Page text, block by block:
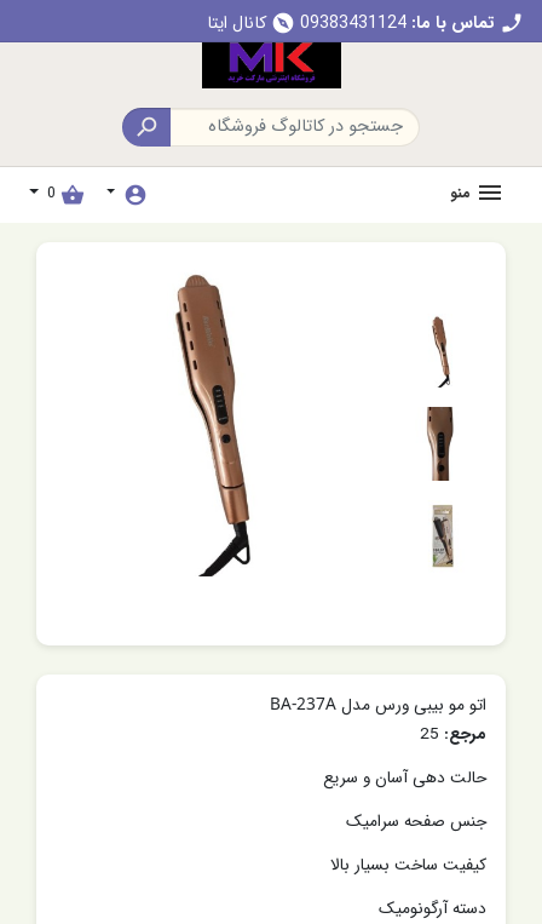
call تماس با ما: 09383431124
explore کانال ایتا

منو account_circle
shopping_basket
0
اتو مو بیبی ورس مدل BA-237A
مرجع:
حالت دهی آسان و سریع
جنس صفحه سرامیک
کیفیت ساخت بسیار بالا
دسته آرگونومیک